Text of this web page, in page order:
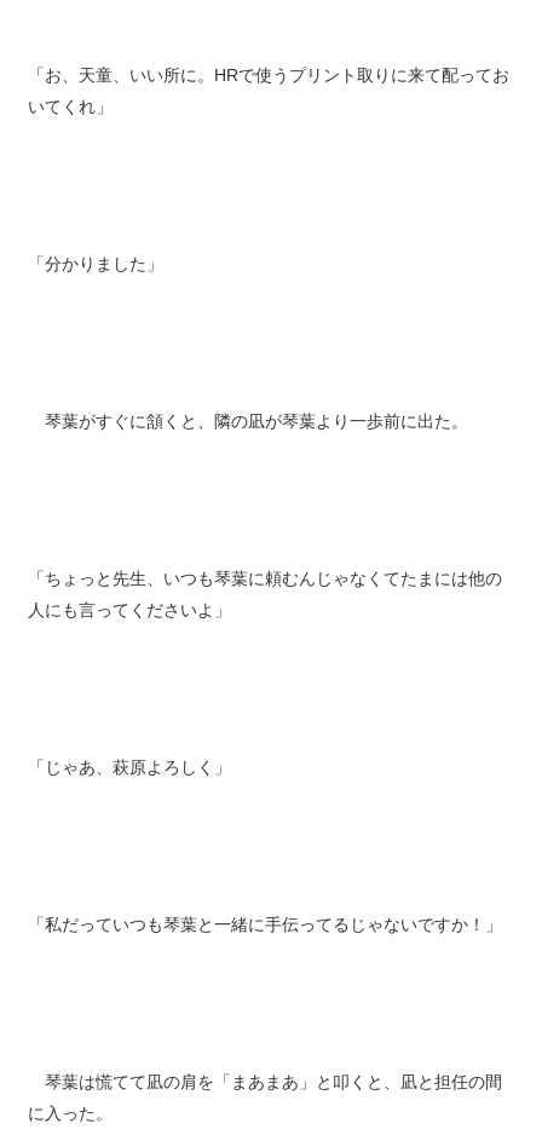
「お、天童、いい所に。HRで使うプリント取りに来て配ってお
いてくれ」
「分かりました」
琴葉がすぐに頷くと、隣の凪が琴葉より一歩前に出た。
「ちょっと先生、いつも琴葉に頼むんじゃなくてたまには他の
人にも言ってくださいよ」
「じゃあ、萩原よろしく」
「私だっていつも琴葉と一緒に手伝ってるじゃないですか！」
琴葉は慌てて凪の肩を「まあまあ」と叩くと、凪と担任の間
に入った。